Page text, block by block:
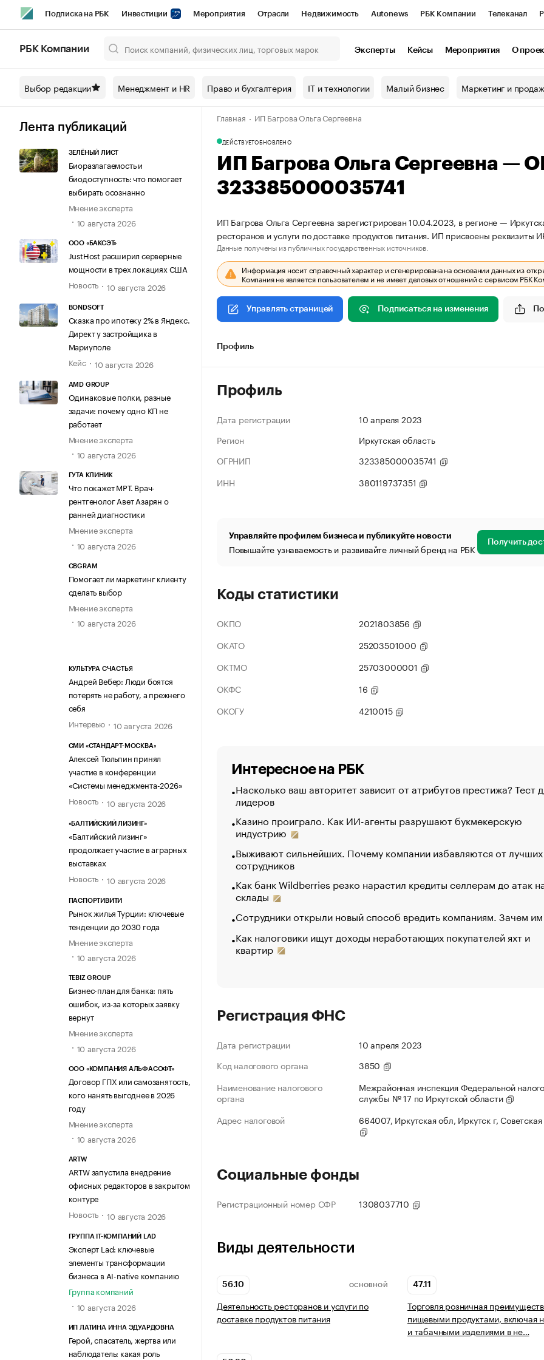
Подписка на РБК Инвестиции Мероприятия Отрасли Недвижимость Autonews РБК Компании Телеканал
Спецпроекты СПб Конференции СПб Спецпроекты Проверка контрагентов
Технологии и медиа Рынок наличной валюты
РБК Компании Эксперты Кейсы Мероприятия О
Выбор редакции Менеджмент и HR Право и бухгалтерия IT и технологии Малый бизнес Маркетинг и
Лента публикаций
ЗЕЛЁНЫЙ ЛИСТ
Биоразлагаемость и
биодоступность: что помогает
выбирать осознанно
Мнение эксперта
10 августа 2026
ООО «БАКСЭТ»
JustHost расширил серверные
мощности в трех локациях США
Новость
10 августа 2026
BONDSOFT
Сказка про ипотеку 2% в Яндекс.
Директ у застройщика в
Мариуполе
Кейс
10 августа 2026
AMD GROUP
Одинаковые полки, разные
задачи: почему одно КП не
работает
Мнение эксперта
10 августа 2026
ГУТА КЛИНИК
Что покажет МРТ. Врач-
рентгенолог Авет Азарян о
ранней диагностики
Мнение эксперта
10 августа 2026
CBGRAM
Помогает ли маркетинг клиенту
сделать выбор
Мнение эксперта
10 августа 2026
КУЛЬТУРА СЧАСТЬЯ
Андрей Вебер: Люди боятся
потерять не работу, а прежнего
себя
Интервью
10 августа 2026
СМИ «СТАНДАРТ-МОСКВА»
Алексей Тюльпин принял
участие в конференции
«Системы менеджмента-2026»
Новость
10 августа 2026
«БАЛТИЙСКИЙ ЛИЗИНГ»
«Балтийский лизинг»
продолжает участие в аграрных
выставках
Новость
10 августа 2026
ПАСПОРТИВИТИ
Рынок жилья Турции: ключевые
тенденции до 2030 года
Мнение эксперта
10 августа 2026
TEBIZ GROUP
Бизнес-план для банка: пять
ошибок, из-за которых заявку
вернут
Мнение эксперта
10 августа 2026
ООО «КОМПАНИЯ АЛЬФАСОФТ»
Договор ГПХ или самозанятость,
кого нанять выгоднее в 2026
году
Мнение эксперта
10 августа 2026
ARTW
ARTW запустила внедрение
офисных редакторов в закрытом
контуре
Новость
10 августа 2026
ГРУППА IT-КОМПАНИЙ LAD
Эксперт Lad: ключевые
элементы трансформации
бизнеса в AI-native компанию
Группа компаний
10 августа 2026
ИП ЛАТИНА ИННА ЭДУАРДОВНА
Герой, спасатель, жертва или
наблюдатель: какая роль
Главная ИП Багрова Ольга Сергеевна
ДЕЙСТВУЕТОБНОВЛЕНО
ИП Багрова Ольга Сергеевна —
323385000035741
ИП Багрова Ольга Сергеевна зарегистрирован 10.04.2023, в регионе —
ресторанов и услуги по доставке продуктов питания. ИП присвоены
Данные получены из публичных государственных источников.
Информация носит справочный характер и сгенерирована на основании данных из
Компания не является пользователем и не имеет деловых отношений с сервисом РБК
Управлять страницей Подписаться на изменения
Профиль
Профиль
Дата регистрации
10 апреля 2023
Регион
Иркутская область
ОГРНИП
323385000035741
ИНН
380119737351
Управляйте профилем бизнеса и публикуйте новости
Повышайте узнаваемость и развивайте личный бренд на РБК Получить
Коды статистики
ОКПО
2021803856
ОКАТО
25203501000
ОКТМО
25703000001
ОКФС
16
ОКОГУ
4210015
Интересное на РБК
Насколько ваш авторитет зависит от атрибутов престижа? Тест
лидеров
Казино проиграло. Как ИИ-агенты разрушают букмекерскую
индустрию
Выживают сильнейших. Почему компании избавляются от лучших
сотрудников
Как банк Wildberries резко нарастил кредиты селлерам до атак
склады
Сотрудники открыли новый способ вредить компаниям. Зачем
Как налоговики ищут доходы неработающих покупателей яхт и
квартир
Регистрация ФНС
Дата регистрации
10 апреля 2023
Код налогового органа
3850
Наименование налогового
органа
Межрайонная инспекция Федеральной
службы № 17 по Иркутской области
Адрес налоговой
664007, Иркутская обл, Иркутск г,
Социальные фонды
Регистрационный номер СФР 1308037710
Виды деятельности
56.10 ОСНОВНОЙ
Деятельность ресторанов и услуги по
доставке продуктов питания
47.11
Торговля розничная
пищевыми продуктами, включая
и табачными изделиями в не…